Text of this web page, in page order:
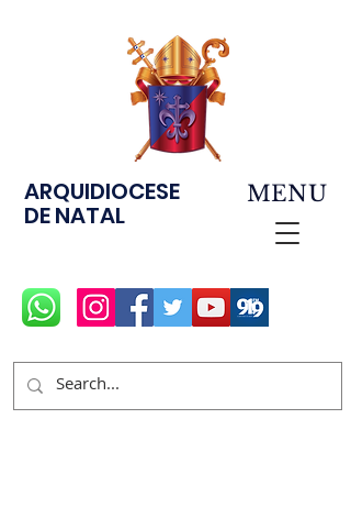
ARQUIDIOCESE
DE NATAL
MENU